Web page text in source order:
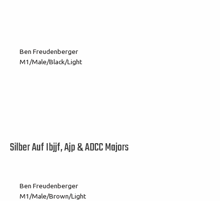
Ben Freudenberger
M1/Male/Black/Light
Silber Auf Ibjjf, Ajp & ADCC Majors
Ben Freudenberger
M1/Male/Brown/Light